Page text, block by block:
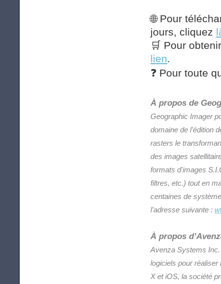
🌐 Pour
jours, cliquez
🛒 Pour
lien.
❓ Pour toute
À propos de
Geographic Imager
domaine de l’édition
rasters le
des images
formats d'images
filtres, etc.) tout en
centaines de
l’adresse suivante :
À propos
Avenza Systems
logiciels pour
X et iOS, la société